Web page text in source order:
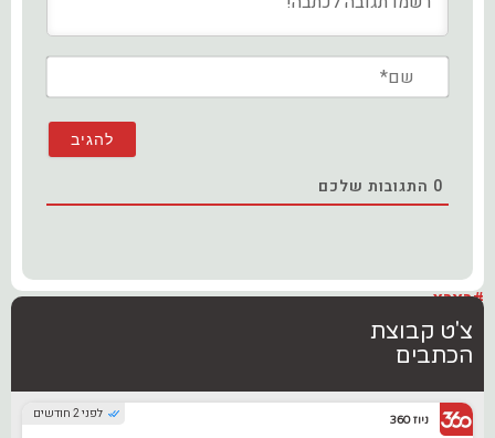
0 התגובות שלכם
#בארץ
צ'ט קבוצת
הכתבים
לפני 2 חודשים ניוז 360